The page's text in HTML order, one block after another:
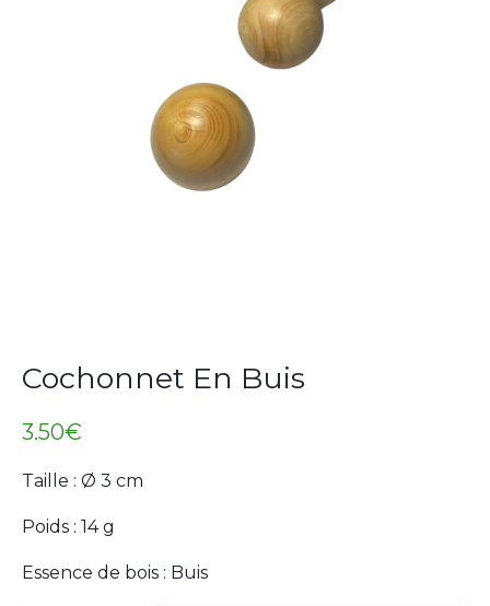
Cochonnet En Buis
3.50€
Taille : Ø 3 cm
Poids : 14 g
Essence de bois : Buis